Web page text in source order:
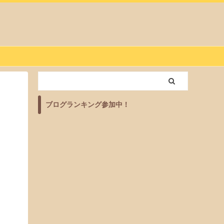
ブログランキング参加中！